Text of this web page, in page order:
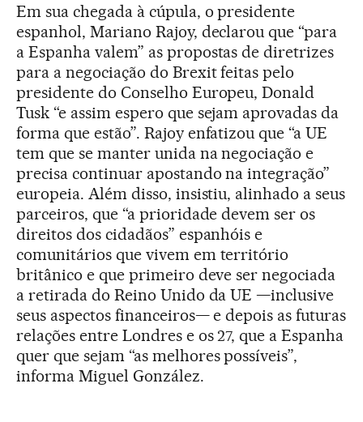
Em sua chegada à cúpula, o presidente
espanhol, Mariano Rajoy, declarou que “para
a Espanha valem” as propostas de diretrizes
para a negociação do Brexit feitas pelo
presidente do Conselho Europeu, Donald
Tusk “e assim espero que sejam aprovadas da
forma que estão”. Rajoy enfatizou que “a UE
tem que se manter unida na negociação e
precisa continuar apostando na integração”
europeia. Além disso, insistiu, alinhado a seus
parceiros, que “a prioridade devem ser os
direitos dos cidadãos” espanhóis e
comunitários que vivem em território
britânico e que primeiro deve ser negociada
a retirada do Reino Unido da UE —inclusive
seus aspectos financeiros— e depois as futuras
relações entre Londres e os 27, que a Espanha
quer que sejam “as melhores possíveis”,
informa Miguel González.